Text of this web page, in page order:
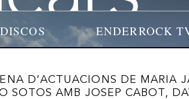
DISCOS ENDERROCK
D’ACTUACIONS DE MARIA
SOTOS AMB JOSEP CABOT,